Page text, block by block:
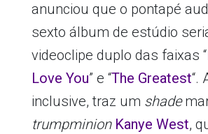
anunciou que o pontapé
sexto álbum de estúdio
videoclipe duplo das faixas “
Love You” e “The Greatest“.
inclusive, traz um shade
trumpminion Kanye West,